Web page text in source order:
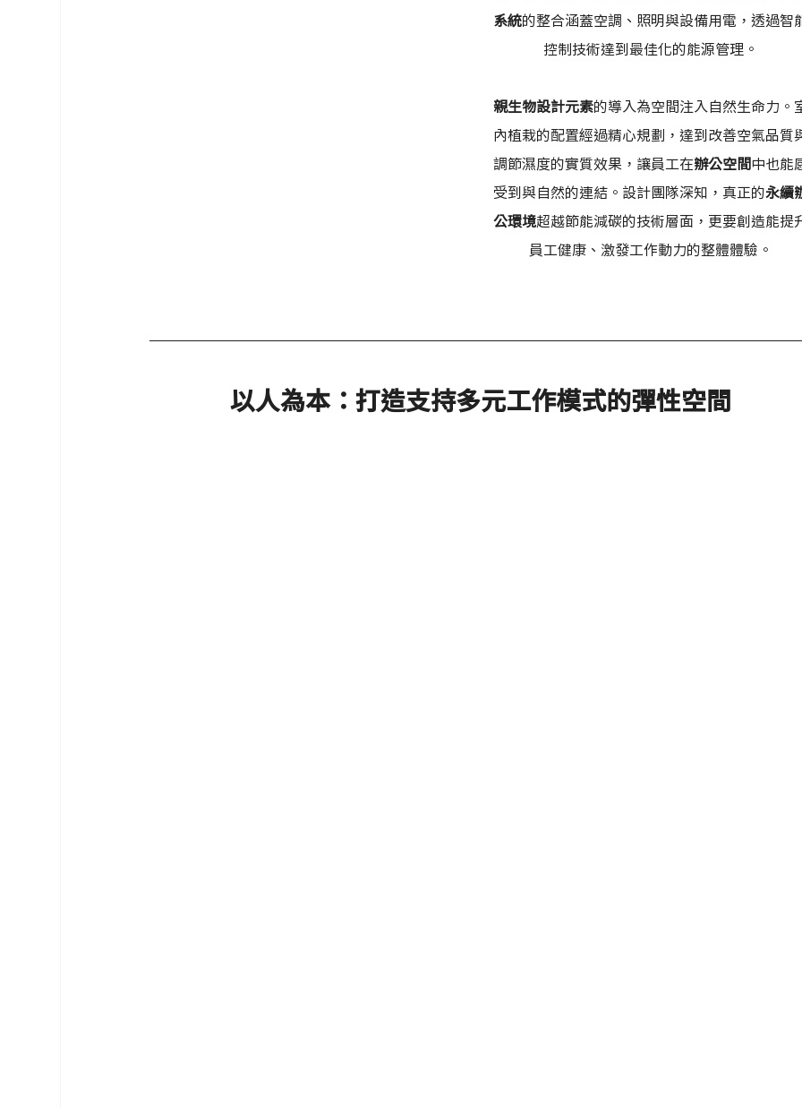
系統的整合涵蓋空調、照明與設備用電，透過智
控制技術達到最佳化的能源管理。
親生物設計元素的導入為空間注入自然生命力。
內植栽的配置經過精心規劃，達到改善空氣品質
調節濕度的實質效果，讓員工在辦公空間中也能
受到與自然的連結。設計團隊深知，真正的永續
公環境超越節能減碳的技術層面，更要創造能提
員工健康、激發工作動力的整體體驗。
以人為本：打造支持多元工作模式的彈性空間